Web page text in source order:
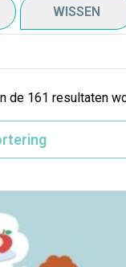
WISSEN
de 161 resultaten